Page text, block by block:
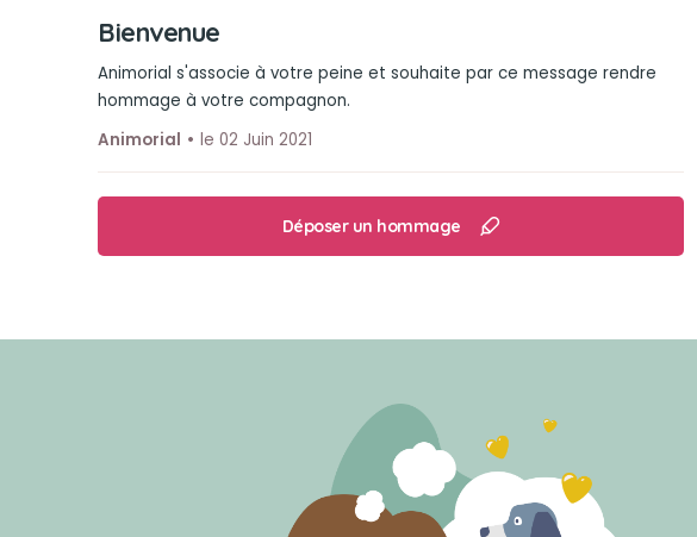
Bienvenue
Animorial s'associe à votre peine et souhaite par ce message rendre
hommage à votre compagnon.
Animorial
le 02 Juin 2021
Déposer un hommage